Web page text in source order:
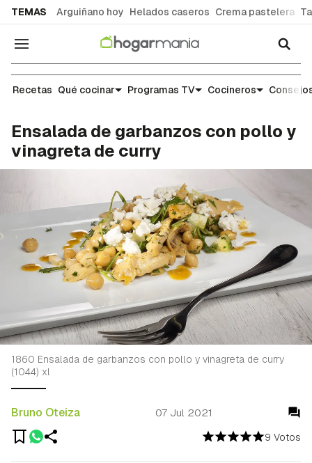
TEMAS Arguiñano hoy Helados caseros Crema pastelera
Navegación
Recetas
Recetas Qué cocinar Programas TV Cocineros
Ensalada de garbanzos con pollo y
vinagreta de curry
9 Votos
Bruno Oteiza 07 Jul 2021
1860 Ensalada de garbanzos con pollo y vinagreta de curry
(1044) xl